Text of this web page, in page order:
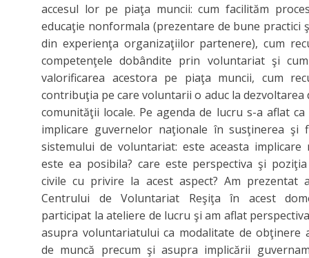
accesul lor pe piaţa muncii: cum facilităm
educaţie nonformala (prezentare de bune practici
din experienţa organizaţiilor partenere), cum
competenţele dobândite prin voluntariat şi
valorificarea acestora pe piaţa muncii, cum
contribuţia pe care voluntarii o aduc la dezvoltarea
comunităţii locale. Pe agenda de lucru s-a aflat
implicare guvernelor naţionale în susţinerea şi
sistemului de voluntariat: este aceasta implicare
este ea posibila? care este perspectiva şi
civile cu privire la acest aspect? Am prezentat
Centrului de Voluntariat Reşiţa în acest
participat la ateliere de lucru şi am aflat
asupra voluntariatului ca modalitate de obţinere
de muncă precum şi asupra implicării